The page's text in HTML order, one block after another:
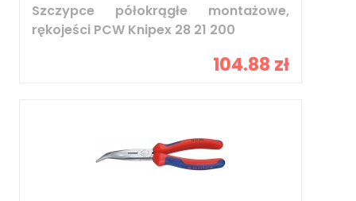
Szczypce półokrągłe montażowe,
rękojeści PCW Knipex 28 21 200
104.88 zł